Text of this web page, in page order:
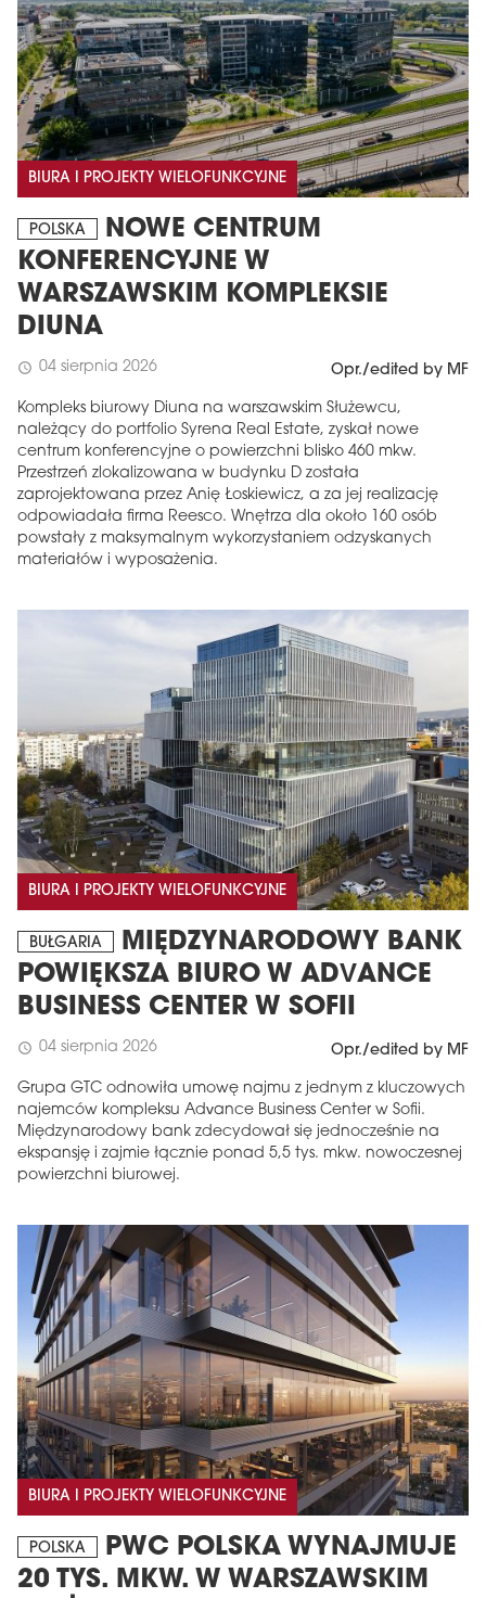
BIURA I PROJEKTY WIELOFUNKCYJNE
POLSKA
NOWE CENTRUM
KONFERENCYJNE W
WARSZAWSKIM KOMPLEKSIE
DIUNA
schedule 04 sierpnia 2026 Opr./edited by MF
Kompleks biurowy Diuna na warszawskim Służewcu,
należący do portfolio Syrena Real Estate, zyskał nowe
centrum konferencyjne o powierzchni blisko 460 mkw.
Przestrzeń zlokalizowana w budynku D została
zaprojektowana przez Anię Łoskiewicz, a za jej realizację
odpowiadała firma Reesco. Wnętrza dla około 160 osób
powstały z maksymalnym wykorzystaniem odzyskanych
materiałów i wyposażenia.
BIURA I PROJEKTY WIELOFUNKCYJNE
BUŁGARIA
MIĘDZYNARODOWY BANK
POWIĘKSZA BIURO W ADVANCE
BUSINESS CENTER W SOFII
schedule 04 sierpnia 2026 Opr./edited by MF
Grupa GTC odnowiła umowę najmu z jednym z kluczowych
najemców kompleksu Advance Business Center w Sofii.
Międzynarodowy bank zdecydował się jednocześnie na
ekspansję i zajmie łącznie ponad 5,5 tys. mkw. nowoczesnej
powierzchni biurowej.
BIURA I PROJEKTY WIELOFUNKCYJNE
POLSKA
PWC POLSKA WYNAJMUJE
20 TYS. MKW. W WARSZAWSKIM